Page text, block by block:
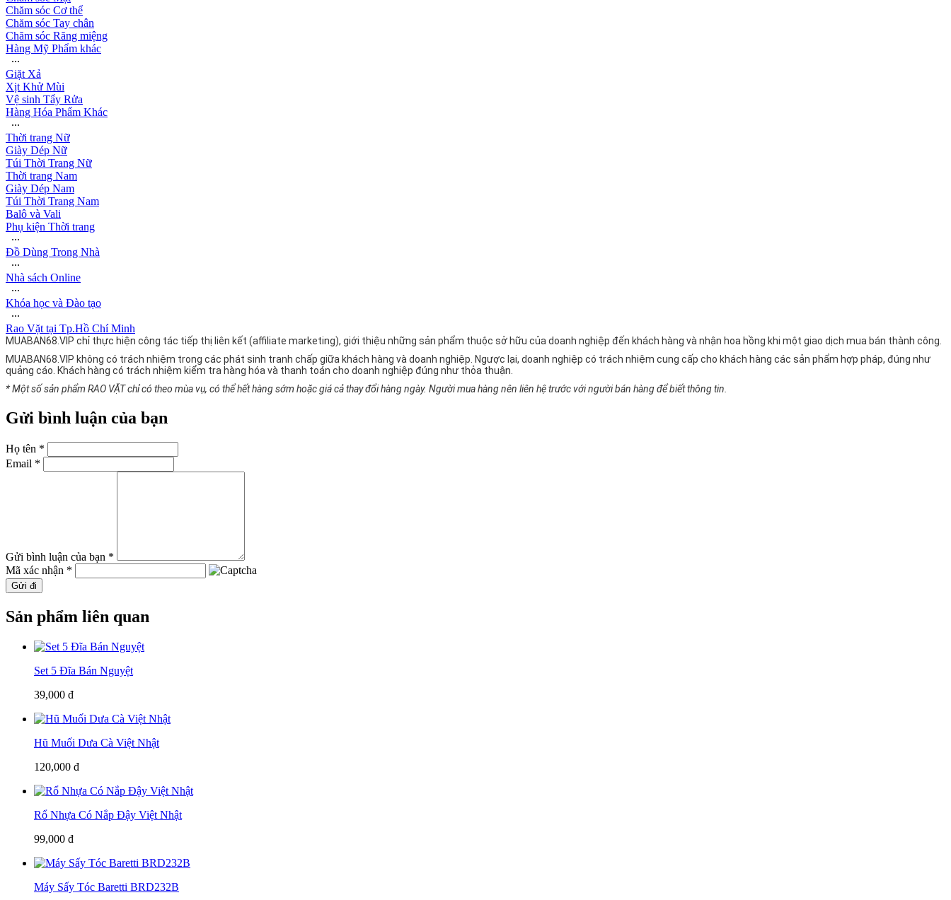
Chăm sóc Cơ thể
Chăm sóc Tay chân
Chăm sóc Răng miệng
Hàng Mỹ Phẩm khác
∙∙∙
Giặt Xả
Xịt Khử Mùi
Vệ sinh Tẩy Rửa
Hàng Hóa Phẩm Khác
∙∙∙
Thời trang Nữ
Giày Dép Nữ
Túi Thời Trang Nữ
Thời trang Nam
Giày Dép Nam
Túi Thời Trang Nam
Balô và Vali
Phụ kiện Thời trang
∙∙∙
Đồ Dùng Trong Nhà
∙∙∙
Nhà sách Online
∙∙∙
Khóa học và Đào tạo
∙∙∙
Rao Vặt tại Tp.Hồ Chí Minh
MUABAN68.VIP chỉ thực hiện công tác tiếp thị liên kết (affiliate marketing), giới thiệu những sản phẩm thuộc sở hữu của doanh nghiệp đến khách hàng và nhận hoa hồng khi một giao dịch mua bán thành công.
MUABAN68.VIP không có trách nhiệm trong các phát sinh tranh chấp giữa khách hàng và doanh nghiệp. Ngược lại, doanh nghiệp có trách nhiệm cung cấp cho khách hàng các sản phẩm hợp pháp, đúng như
quảng cáo. Khách hàng có trách nhiệm kiểm tra hàng hóa và thanh toán cho doanh nghiệp đúng như thỏa thuận.
* Một số sản phẩm RAO VẶT chỉ có theo mùa vụ, có thể hết hàng sớm hoặc giá cả thay đổi hàng ngày. Người mua hàng nên liên hệ trước với người bán hàng để biết thông tin.
Gửi bình luận của bạn
Họ tên *
Email *
Gửi bình luận của bạn *
Mã xác nhận *
Gửi đi
Sản phẩm liên quan
Set 5 Đĩa Bán Nguyệt
39,000 đ
Hũ Muối Dưa Cà Việt Nhật
120,000 đ
Rổ Nhựa Có Nắp Đậy Việt Nhật
99,000 đ
Máy Sấy Tóc Baretti BRD232B